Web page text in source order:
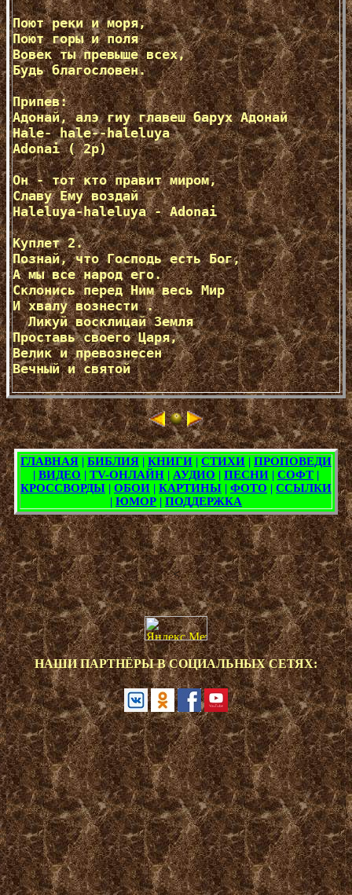
Поют реки и моря,
Поют горы и поля
Вовек ты превыше всех,
Будь благословен.
Припев:
Адонай, алэ гиу главеш барух Адонай
Hale- hale--haleluya
Adonai ( 2p)
Он - тот кто правит миром,
Славу Ему воздай
Haleluya-haleluya - Adonai
Куплет 2.
Познай, что Господь есть Бог,
А мы все народ его.
Склонись перед Ним весь Мир
И хвалу вознести .
  Ликуй восклицай Земля
Проставь своего Царя,
Велик и превознесен
Вечный и святой
<